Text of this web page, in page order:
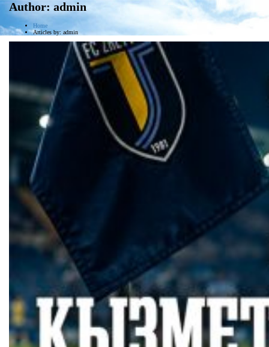
Author: admin
Home
Articles by: admin